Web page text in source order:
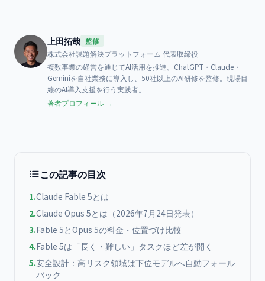
上田拓哉 監修
株式会社課題解決プラットフォーム 代表取締役
複数事業の経営を通じてAI活用を推進。ChatGPT・Claude・
Geminiを自社業務に導入し、50社以上のAI研修を監修。現場目
線のAI導入支援を行う実践者。
著者プロフィール →
この記事の目次
1.Claude Fable 5とは
2.Claude Opus 5とは（2026年7月24日発表）
3.Fable 5とOpus 5の料金・位置づけ比較
4.Fable 5は「長く・難しい」タスクほど差が開く
5.安全設計：高リスク領域は下位モデルへ自動フォール
バック